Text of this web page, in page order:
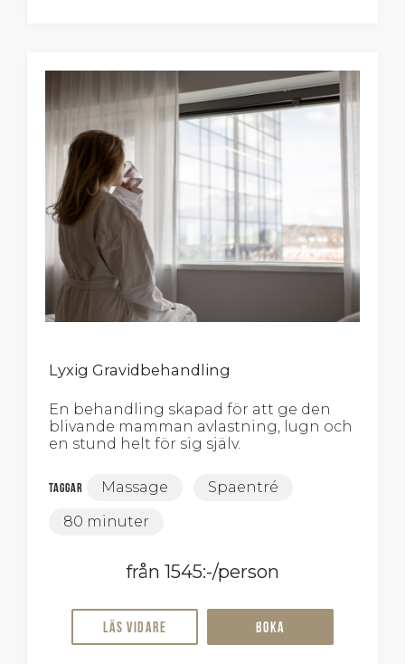
Lyxig Gravidbehandling
En behandling skapad för att ge den
blivande mamman avlastning, lugn och
en stund helt för sig själv.
Taggar Massage
Spaentré
80 minuter
från 1545:-/person
Läs vidare Boka